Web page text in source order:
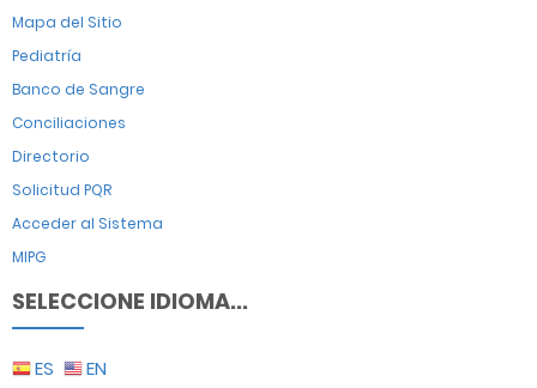
Mapa del Sitio
Pediatría
Banco de Sangre
Conciliaciones
Directorio
Solicitud PQR
Acceder al Sistema
MIPG
SELECCIONE IDIOMA...
ES EN